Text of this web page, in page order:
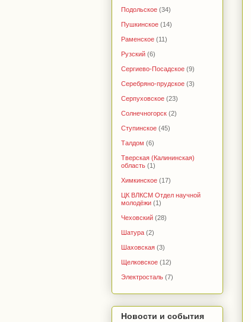
Подольское (34)
Пушкинское (14)
Раменское (11)
Рузский (6)
Сергиево-Посадское (9)
Серебряно-прудское (3)
Серпуховское (23)
Солнечногорск (2)
Ступинское (45)
Талдом (6)
Тверская (Калининская)
область (1)
Химкинское (17)
ЦК ВЛКСМ Отдел научной
молодёжи (1)
Чеховский (28)
Шатура (2)
Шаховская (3)
Щелковское (12)
Электросталь (7)
Новости и события